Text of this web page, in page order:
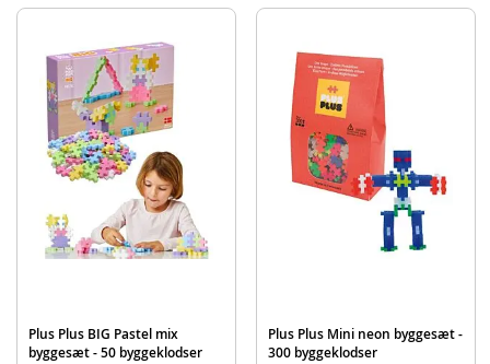
Tåler opvaskemaskine og vaskemaskine
BPA-fri og ftalatfri
Mål: 20 x 12 mm
Alder: fra 5 år
Produktdetaljer
Model
5710409110419
Mærke
Plus Plus BIG Pastel mix
byggesæt - 50 byggeklodser
Plus Plus Mini neon byggesæt -
300 byggeklodser